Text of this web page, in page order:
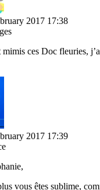
2017 17:38
mimis ces Doc fleuries,
2017 17:39
vous êtes sublime,